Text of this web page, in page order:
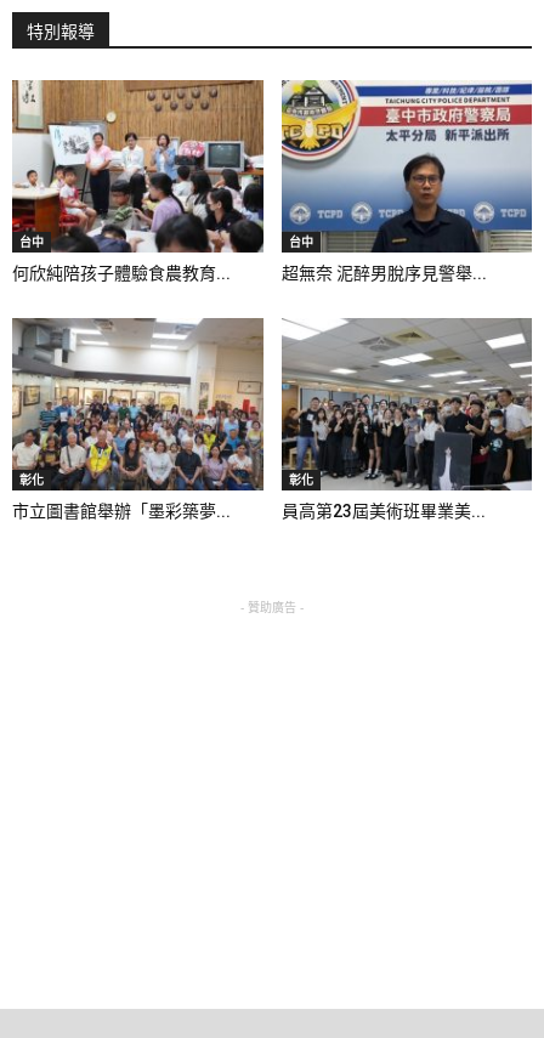
特別報導
台中
何欣純陪孩子體驗食農教育...
台中
超無奈 泥醉男脫序見警舉...
彰化
市立圖書館舉辦「墨彩築夢...
彰化
員高第23屆美術班畢業美...
- 贊助廣告 -